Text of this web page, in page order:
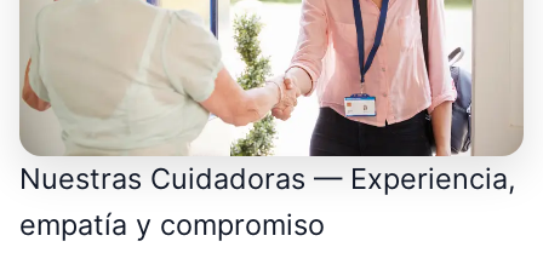
Nuestras Cuidadoras — Experiencia,
empatía y compromiso